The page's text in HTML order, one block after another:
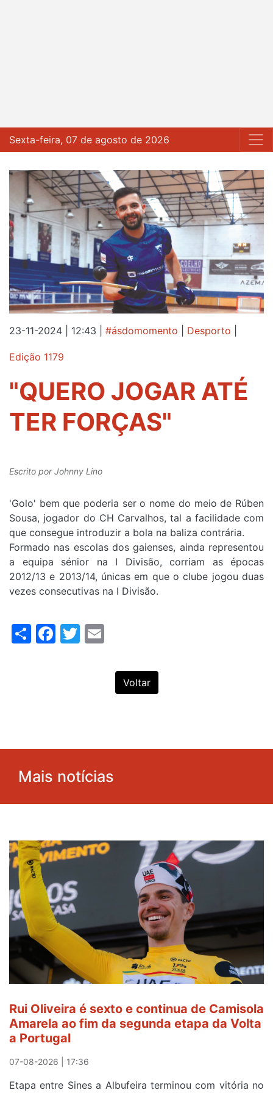
Sexta-feira, 07 de agosto de 2026
23-11-2024 | 12:43 #ásdomomento Desporto
Edição 1179
"QUERO JOGAR ATÉ
TER FORÇAS"
Escrito porJohnny Lino
'Golo' bem que poderia ser o nome do meio de Rúben
Sousa, jogador do CH Carvalhos, tal a facilidade com
que consegue introduzir a bola na baliza contrária.
Formado nas escolas dos gaienses, ainda representou
a equipa sénior na I Divisão, corriam as épocas
2012/13 e 2013/14, únicas em que o clube jogou duas
vezes consecutivas na I Divisão.
ShareFacebook
Twitter
Voltar
Mais notícias
Rui Oliveira é sexto e continua de Camisola
Amarela ao fim da segunda etapa da Volta
a Portugal
07-08-2026 | 17:36
Etapa entre Sines a Albufeira terminou com vitória no